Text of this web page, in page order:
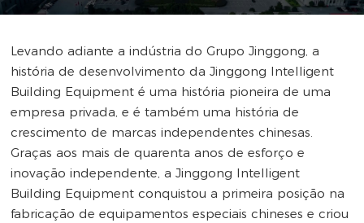
Levando adiante a indústria do Grupo Jinggong, a
história de desenvolvimento da Jinggong Intelligent
Building Equipment é uma história pioneira de uma
empresa privada, e é também uma história de
crescimento de marcas independentes chinesas.
Graças aos mais de quarenta anos de esforço e
inovação independente, a Jinggong Intelligent
Building Equipment conquistou a primeira posição na
fabricação de equipamentos especiais chineses e criou